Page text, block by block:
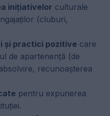
inițiativelor culturale
(cluburi,
și practici pozitive care
de apartenență (de
recunoașterea
pentru expunerea